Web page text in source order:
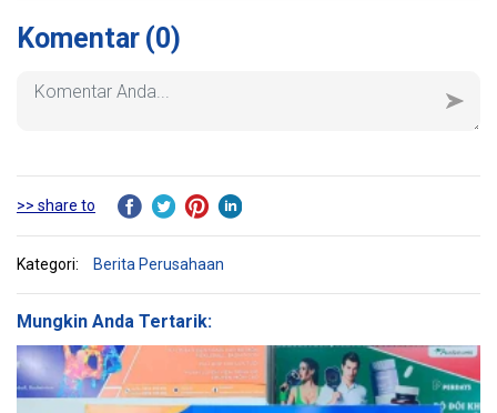
Arsitektur Kota Ho Chi Minh.
Komentar (0)
>> share to
Kategori: Berita Perusahaan
Mungkin Anda Tertarik: